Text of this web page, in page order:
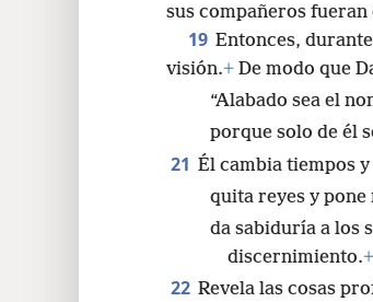
misericordia al Dios del
sus compañeros
19 Entonces,
visión.+De modo que
“Alabado sea el
porque solo de él
Él cambia tiempos y
quita reyes y pone
da sabiduría a los
discernimiento.+